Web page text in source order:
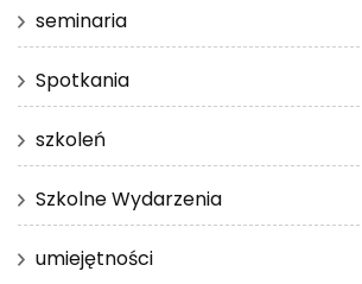
seminaria
Spotkania
szkoleń
Szkolne Wydarzenia
umiejętności